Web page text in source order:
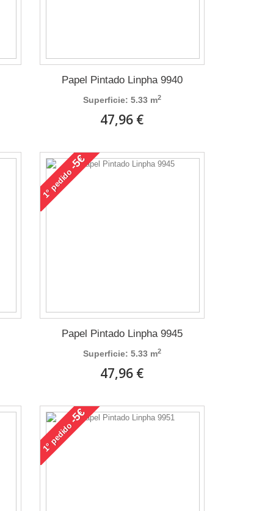
Papel Pintado Linpha 9940
Superficie: 5.33 m2
47,96 €
1°
pedido
-5€
Papel Pintado Linpha 9945
Superficie: 5.33 m2
47,96 €
1°
pedido
-5€